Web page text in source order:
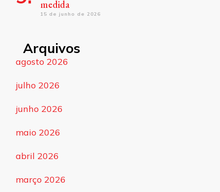
medida
15 de junho de 2026
Arquivos
agosto 2026
julho 2026
junho 2026
maio 2026
abril 2026
março 2026